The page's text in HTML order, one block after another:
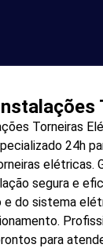
Torneiras
24h
elétricas.
segura e
e do sistema
para